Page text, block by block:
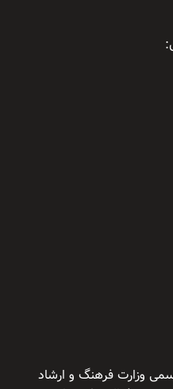
وزارت فرهنگ و ارشاد